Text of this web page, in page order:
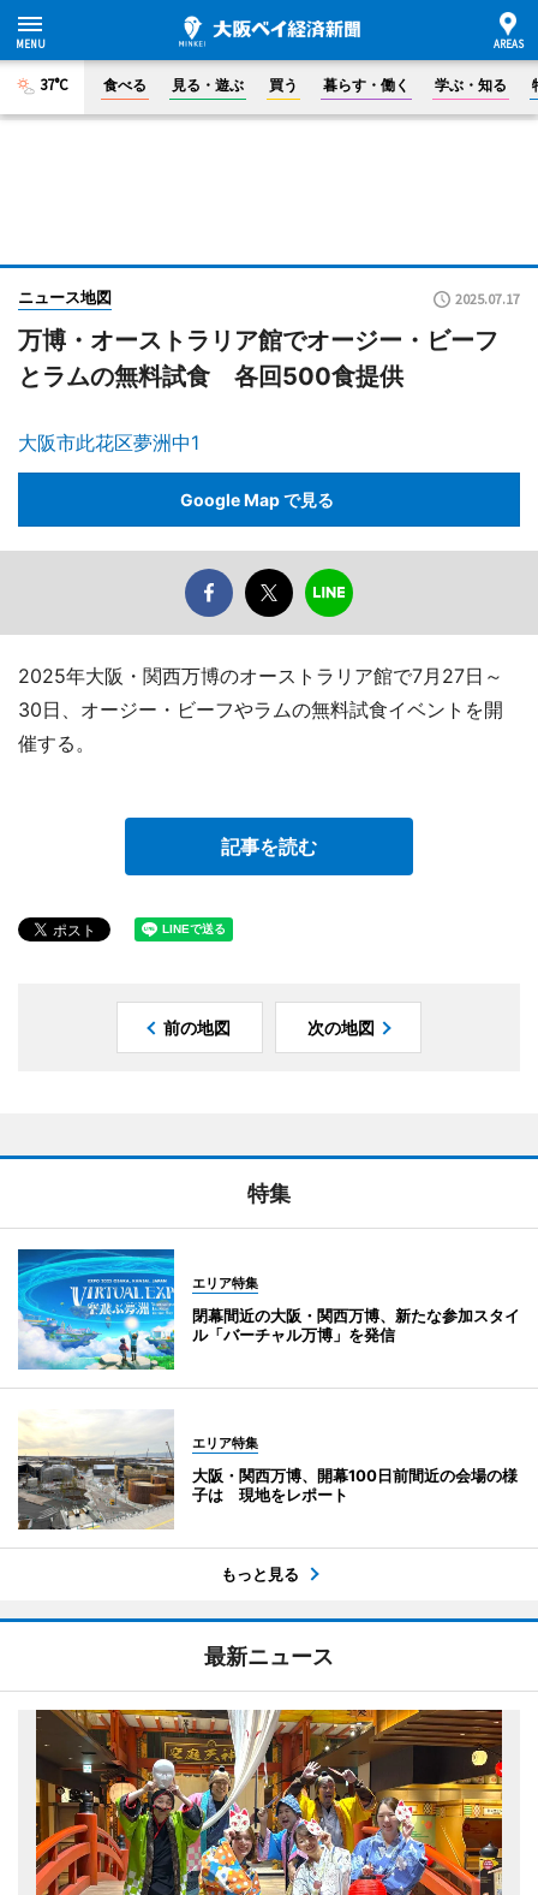
37°C 食べる 見る・遊ぶ 買う 暮らす・働く 学ぶ・知る
ニュース地図 2025.07.17
万博・オーストラリア館でオージー・ビーフ
とラムの無料試食 各回500食提供
大阪市此花区夢洲中1
Google Map で見る
2025年大阪・関西万博のオーストラリア館で7月27日～
30日、オージー・ビーフやラムの無料試食イベントを開
催する。
記事を読む
前の地図 次の地図
特集
エリア特集
閉幕間近の大阪・関西万博、新たな参加スタイ
ル「バーチャル万博」を発信
エリア特集
大阪・関西万博、開幕100日前間近の会場の様
子は 現地をレポート
もっと見る
最新ニュース